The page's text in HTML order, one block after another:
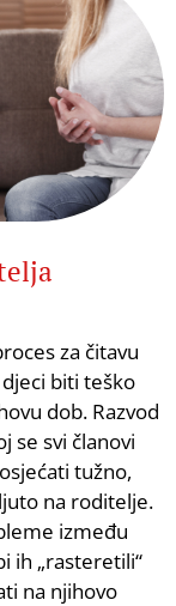
za čitavu
biti teško
dob. Razvod
se svi članovi
tužno,
na roditelje.
između
ih „rasteretili“
na njihovo